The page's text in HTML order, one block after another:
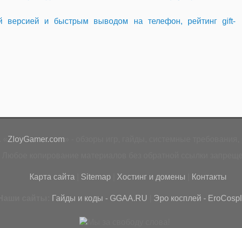
версией и быстрым выводом на телефон, рейтинг gift-
ZloyGamer.com» - обзоры игр, гайды, системные требования,
Карта сайта Sitemap Хостинг и домены Контакты
Гайды и коды - GGAA.RU Эро косплей -